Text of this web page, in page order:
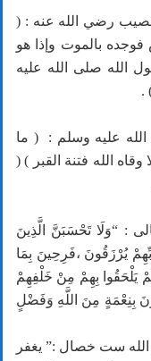
رضي الله عنه : (
بالموت وإذا هو
الله صلى الله عليه
.
الله عليه وسلم : ( ما
الله فتنة القبر ) (
: “وَلَا تَحْسَبَنَّ الَّذِينَ
يُرْزَقُونَ ،فَرِحِينَ بِمَا
يَلْحَقُوا بِهِمْ مِنْ خَلْفِهِمْ
بِنِعْمَةٍ مِنَ اللَّهِ وَفَضْلٍ
ست خصال :” يغفر